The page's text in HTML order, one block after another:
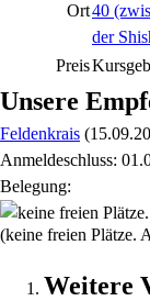
Ort40
der
Preis
Unsere
Feldenkrais
Anmeldeschluss:
Belegung:
(keine freien Plätze.
Weitere